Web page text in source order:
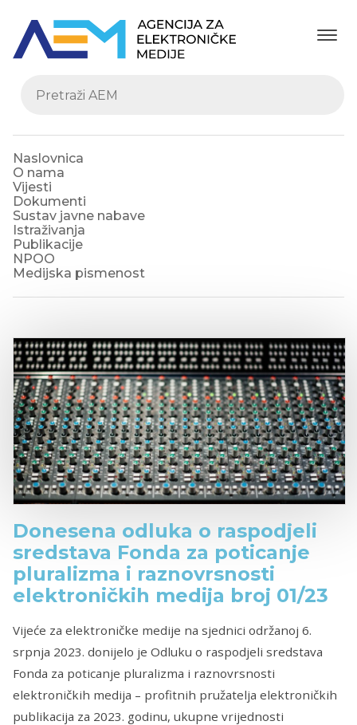
Naslovnica
O nama
Vijesti
Dokumenti
Sustav javne nabave
Istraživanja
Publikacije
NPOO
Medijska pismenost
Donesena odluka o raspodjeli
sredstava Fonda za poticanje
pluralizma i raznovrsnosti
elektroničkih medija broj 01/23
Vijeće za elektroničke medije na sjednici održanoj 6.
srpnja 2023. donijelo je Odluku o raspodjeli sredstava
Fonda za poticanje pluralizma i raznovrsnosti
elektroničkih medija – profitnih pružatelja elektroničkih
publikacija za 2023. godinu, ukupne vrijednosti